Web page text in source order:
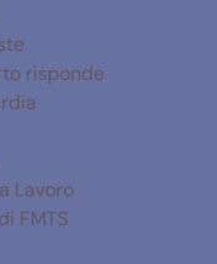
risponde
Lavoro
FMTS